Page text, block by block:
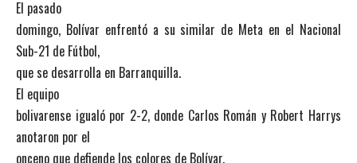
El pasado
domingo, Bolívar enfrentó a su similar de Meta en el Nacional
Sub-21 de Fútbol,
que se desarrolla en Barranquilla.
El equipo
bolivarense igualó por 2-2, donde Carlos Román y Robert Harrys
anotaron por el
onceno que defiende los colores de Bolívar.